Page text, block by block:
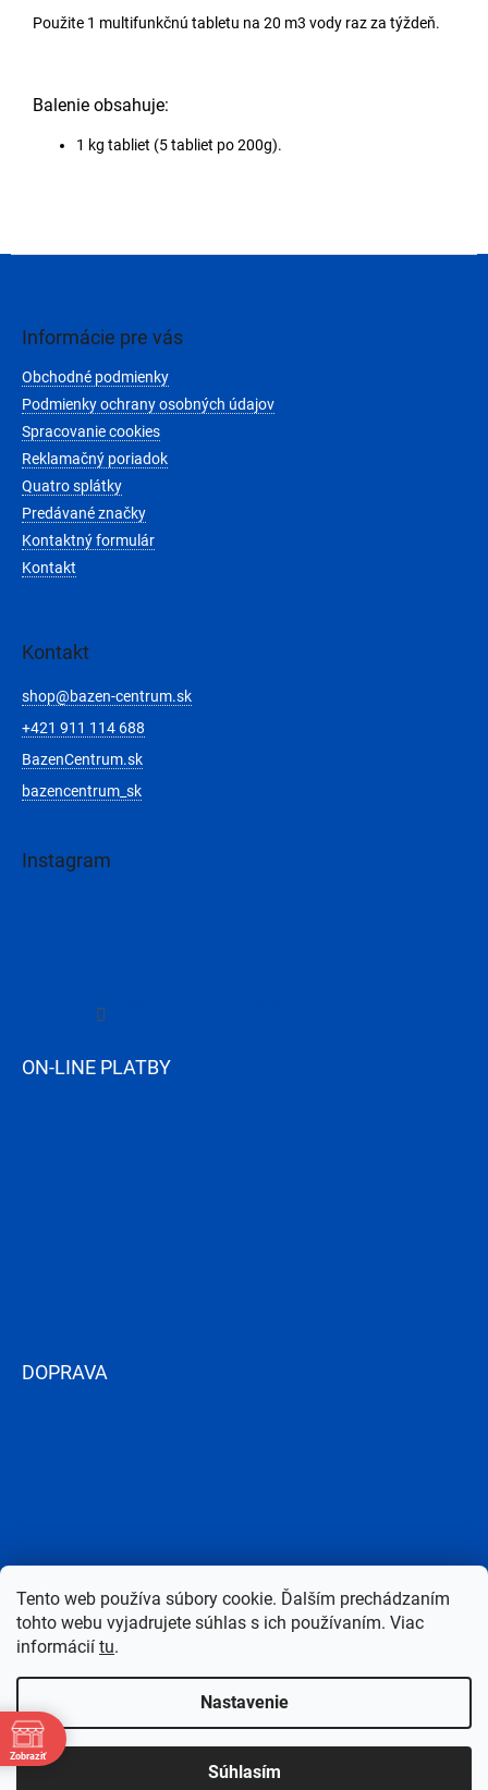
Tento web používa súbory cookie. Ďalším prechádzaním
tohto webu vyjadrujete súhlas s ich používaním. Viac
informácií tu.
Nastavenie
Súhlasím
Použite 1 multifunkčnú tabletu na 20 m3 vody raz za týždeň.
Balenie obsahuje:
1 kg tabliet (5 tabliet po 200g).
Informácie pre vás
Obchodné podmienky
Podmienky ochrany osobných údajov
Spracovanie cookies
Reklamačný poriadok
Quatro splátky
Predávané značky
Kontaktný formulár
Kontakt
Kontakt
shop@bazen-centrum.sk
+421 911 114 688
BazenCentrum.sk
bazencentrum_sk
Instagram
ON-LINE PLATBY
DOPRAVA
Copyright 2026
Upraviť
nastavenie cookies
Zobraziť